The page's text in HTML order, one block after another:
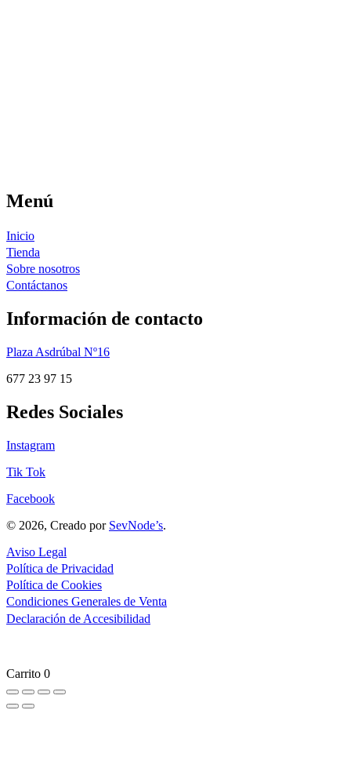
Menú
Inicio
Tienda
Sobre nosotros
Contáctanos
Información de contacto
Plaza Asdrúbal Nº16
677 23 97 15
Redes Sociales
Instagram
Tik Tok
Facebook
© 2026, Creado por SevNode’s.
Aviso Legal
Política de Privacidad
Política de Cookies
Condiciones Generales de Venta
Declaración de Accesibilidad
Carrito 0